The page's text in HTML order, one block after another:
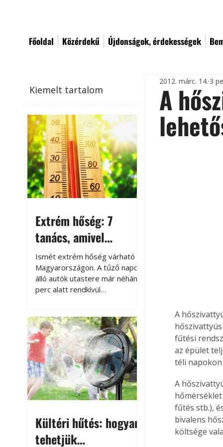
Főoldal Közérdekű Újdonságok, érdekességek
Kiemelt tartalom
Extrém hőség: 7
tanács, amivel
megóvhatjuk
autónkat a nyári
károktól
Ismét extrém hőség várható
Magyarországon. A tűző napon
álló autók utastere már néhány
perc alatt rendkívül
megközelítheti. Ez nemcsak a
beszállást teszi kellemetlenné,
hanem az autó állapotára és a
benne hagyott tárgyakra is
káros hatással lehet. Néhány
egyszerű óvintézkedéssel
azonban jelentősen
csökkenthetjük a hőség káros
Kültéri hűtés: hogyan
tehetjük
A
2012. márc. 14. 3
A
fűtési
az épület
téli
A
fűtés stb.),
bivalens
költsége